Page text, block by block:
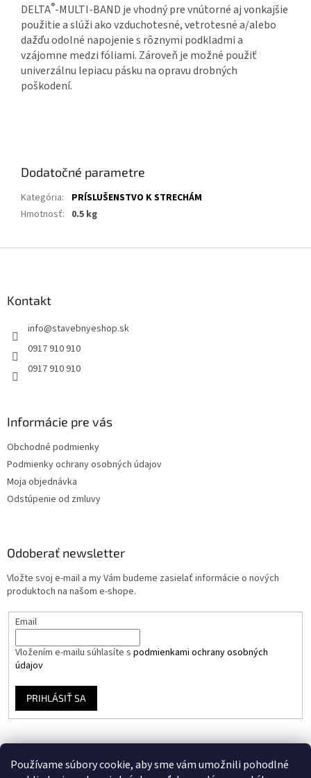
Používame súbory cookie, aby sme vám umožnili pohodlné
DELTA®-MULTI-BAND je vhodný pre vnútorné aj vonkajšie
použitie a slúži ako vzduchotesné, vetrotesné a/alebo
dažďu odolné napojenie s rôznymi podkladmi a
vzájomne medzi fóliami. Zároveň je možné použiť
univerzálnu lepiacu pásku na opravu drobných
poškodení.
Dodatočné parametre
Kategória:
PRÍSLUŠENSTVO K STRECHÁM
Hmotnosť: 0.5 kg
Kontakt
info@stavebnyeshop.sk
0917 910 910
0917 910 910
Informácie pre vás
Obchodné podmienky
Podmienky ochrany osobných údajov
Moja objednávka
Odstúpenie od zmluvy
Odoberať newsletter
Vložte svoj e-mail a my Vám budeme zasielať informácie o nových
produktoch na našom e-shope.
Email
Vložením e-mailu súhlasíte s podmienkami ochrany osobných
údajov
PRIHLÁSIŤ SA